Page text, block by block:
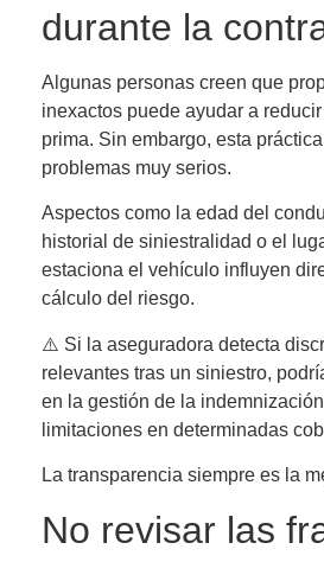
durante la
Algunas personas creen que
inexactos puede ayudar a
prima. Sin embargo, esta
problemas muy serios.
Aspectos como la edad del
historial de siniestralidad o el
estaciona el vehículo influyen
cálculo del riesgo.
⚠️ Si la aseguradora detecta
relevantes tras un siniestro,
en la gestión de la
limitaciones en determinadas
La transparencia siempre es la
No revisar las